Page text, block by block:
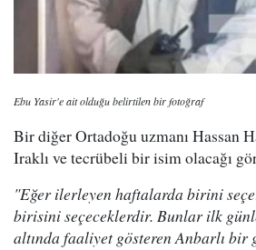
Ebu Yasir'e ait olduğu belirtilen bir fotoğraf
Bir diğer Ortadoğu uzmanı Hassan
Iraklı ve tecrübeli bir isim olacağı
"Eğer ilerleyen haftalarda birini
birisini seçeceklerdir. Bunlar ilk
altında faaliyet gösteren Anbarlı bir